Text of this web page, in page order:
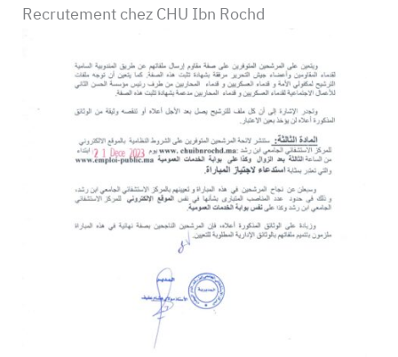
Recrutement chez CHU Ibn Rochd